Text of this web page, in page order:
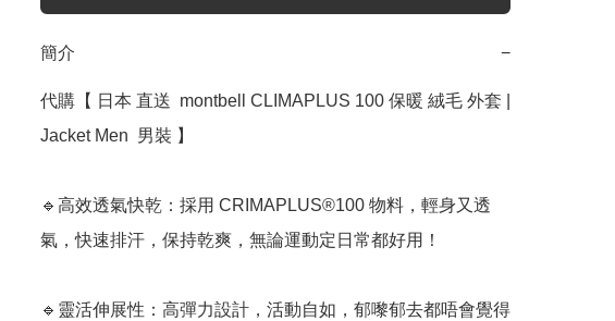
簡介 −
代購【 日本 直送  montbell CLIMAPLUS 100 保暖 絨毛 外套 |
Jacket Men  男裝 】
🔹高效透氣快乾：採用 CRIMAPLUS®100 物料，輕身又透
氣，快速排汗，保持乾爽，無論運動定日常都好用！
🔹靈活伸展性：高彈力設計，活動自如，郁嚟郁去都唔會覺得